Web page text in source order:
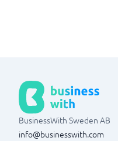
BusinessWith Sweden AB
info@businesswith.com